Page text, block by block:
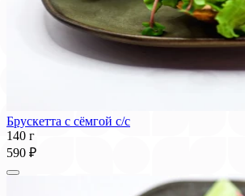
Брускетта с сёмгой с/с
140 г
590 ₽